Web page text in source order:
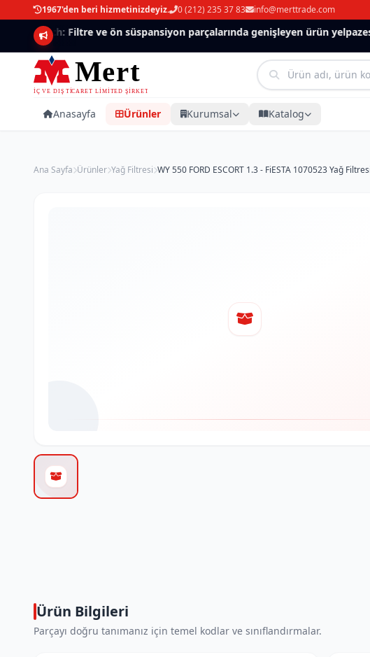
1967'den beri hizmetinizdeyiz. 0 (212) 235 37 83 info@merttrade.com
Mannlich: Filtre ve ön süspansiyon parçalarında genişleyen ürün
Anasayfa Ürünler Kurumsal Katalog
Ana Sayfa Ürünler Yağ Filtresi WY 550 FORD ESCORT 1.3 - FiESTA 1070523 Yağ Filtresi
Ürün Bilgileri
Parçayı doğru tanımanız için temel kodlar ve sınıflandırmalar.